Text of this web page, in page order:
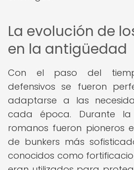
La evolución de
en la antigüedad
Con el paso del
defensivos se fueron
adaptarse a las
cada época. Durante la
romanos fueron pioneros
de bunkers más
conocidos como